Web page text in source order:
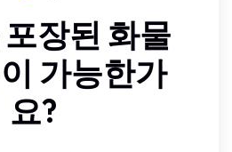
장된 화물
가능한가
요?